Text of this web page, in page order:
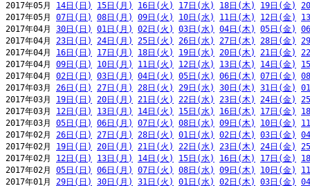
2017年05月 14日(日) 15日(月) 16日(火) 17日(水) 18日(木) 19日(金)
2017年05月 07日(日) 08日(月) 09日(火) 10日(水) 11日(木) 12日(金)
2017年04月 30日(日) 01日(月) 02日(火) 03日(水) 04日(木) 05日(金)
2017年04月 23日(日) 24日(月) 25日(火) 26日(水) 27日(木) 28日(金)
2017年04月 16日(日) 17日(月) 18日(火) 19日(水) 20日(木) 21日(金)
2017年04月 09日(日) 10日(月) 11日(火) 12日(水) 13日(木) 14日(金)
2017年04月 02日(日) 03日(月) 04日(火) 05日(水) 06日(木) 07日(金)
2017年03月 26日(日) 27日(月) 28日(火) 29日(水) 30日(木) 31日(金)
2017年03月 19日(日) 20日(月) 21日(火) 22日(水) 23日(木) 24日(金)
2017年03月 12日(日) 13日(月) 14日(火) 15日(水) 16日(木) 17日(金)
2017年03月 05日(日) 06日(月) 07日(火) 08日(水) 09日(木) 10日(金)
2017年02月 26日(日) 27日(月) 28日(火) 01日(水) 02日(木) 03日(金)
2017年02月 19日(日) 20日(月) 21日(火) 22日(水) 23日(木) 24日(金)
2017年02月 12日(日) 13日(月) 14日(火) 15日(水) 16日(木) 17日(金)
2017年02月 05日(日) 06日(月) 07日(火) 08日(水) 09日(木) 10日(金)
2017年01月 29日(日) 30日(月) 31日(火) 01日(水) 02日(木) 03日(金)